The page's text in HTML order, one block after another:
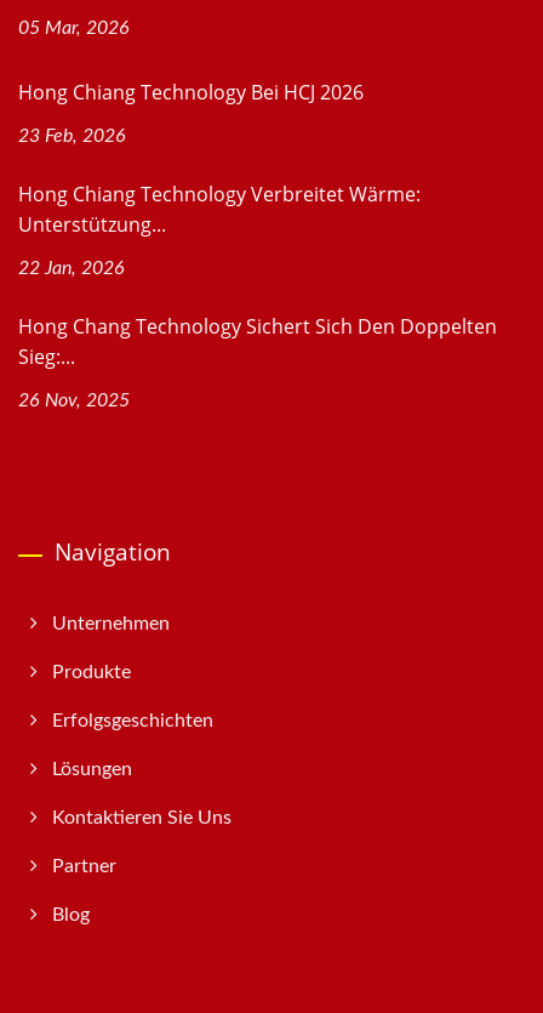
05 Mar, 2026
Hong Chiang Technology Bei HCJ 2026
23 Feb, 2026
Hong Chiang Technology Verbreitet Wärme:
Unterstützung...
22 Jan, 2026
Hong Chang Technology Sichert Sich Den Doppelten
Sieg:...
26 Nov, 2025
Navigation
Unternehmen
Produkte
Erfolgsgeschichten
Lösungen
Kontaktieren Sie Uns
Partner
Blog